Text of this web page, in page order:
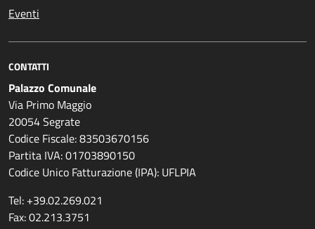
Eventi
CONTATTI
Palazzo Comunale
Via Primo Maggio
20054 Segrate
Codice Fiscale: 83503670156
Partita IVA: 01703890150
Codice Unico Fatturazione (IPA): UFLPIA
Tel: +39.02.269.021
Fax: 02.213.3751